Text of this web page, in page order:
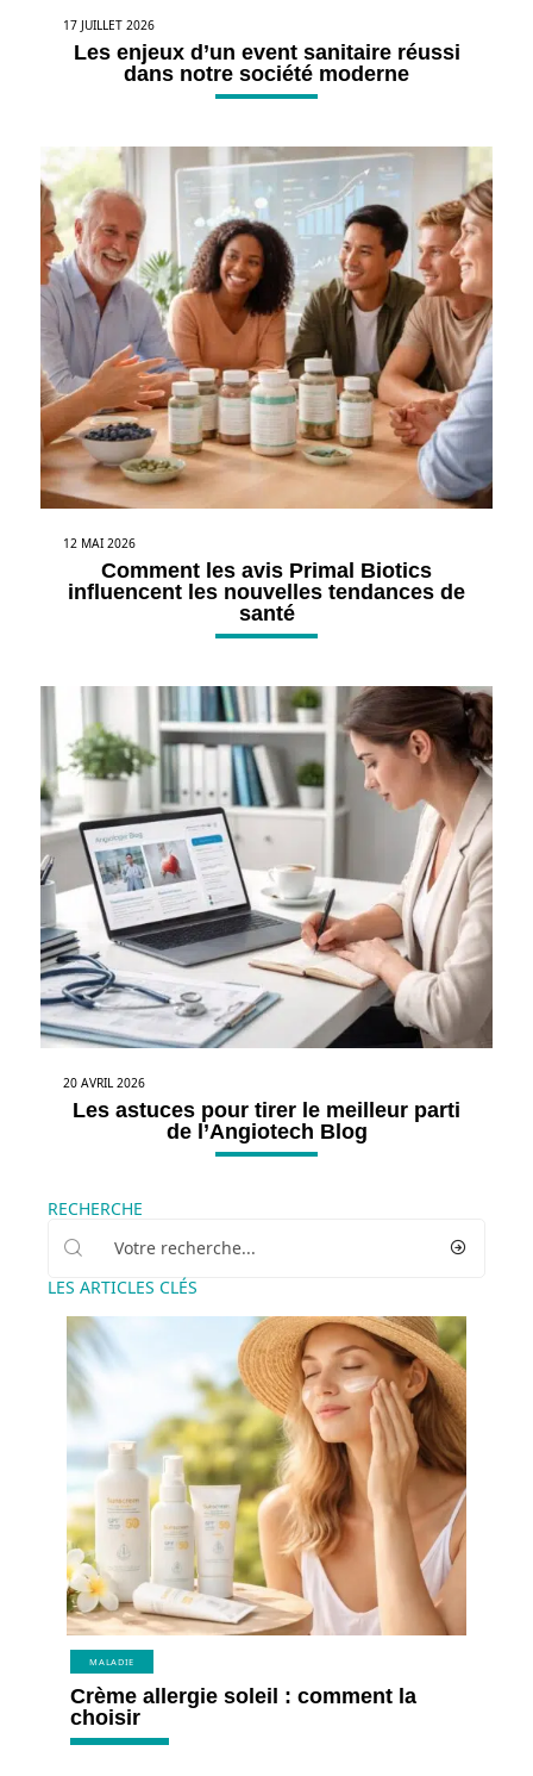
17 JUILLET 2026
Les enjeux d’un event sanitaire réussi
dans notre société moderne
12 MAI 2026
Comment les avis Primal Biotics
influencent les nouvelles tendances de
santé
20 AVRIL 2026
Les astuces pour tirer le meilleur parti
de l’Angiotech Blog
RECHERCHE
LES ARTICLES CLÉS
MALADIE
Crème allergie soleil : comment la
choisir